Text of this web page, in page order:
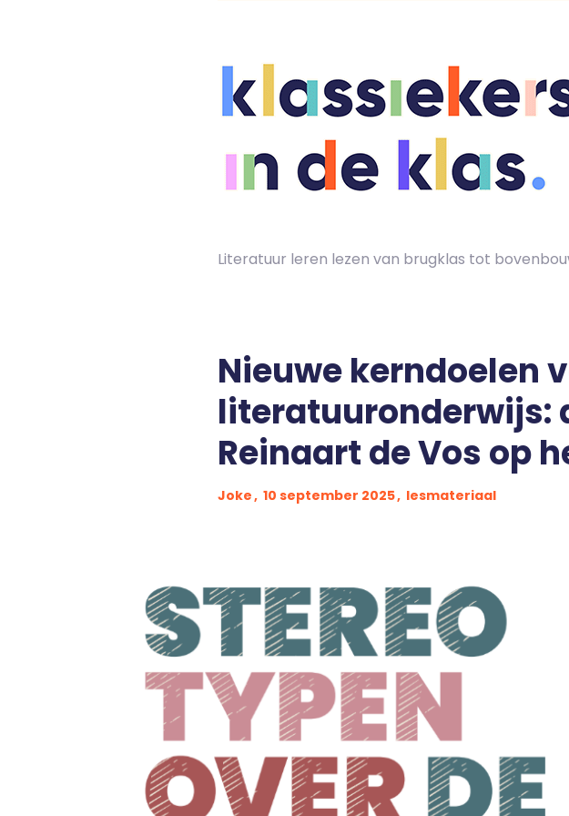
Literatuur leren lezen van brugklas tot
Nieuwe kerndoelen
literatuuronderwijs:
Reinaart de Vos op
Joke 10 september 2025 lesmateriaal